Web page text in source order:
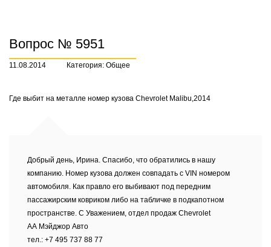
Вопрос № 5951
11.08.2014 Категория: Общее
Где выбит на металле номер кузова Chevrolet Malibu,2014
Добрый день, Ирина. Спасибо, что обратились в нашу
компанию. Номер кузова должен совпадать с VIN номером
автомобиля. Как правло его выбивают под передним
пассажирским ковриком либо на табличке в подкапотном
пространстве. С Уважением, отдел продаж Chevrolet
АА Мэйджор Авто
тел.: +7 495 737 88 77